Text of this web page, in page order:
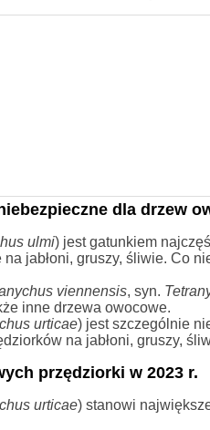
dla drzew
ulmi) jest gatunkiem
jabłoni, gruszy, śliwie. Co
viennensis, syn.
inne drzewa owocowe.
urticae) jest szczególnie
na jabłoni, gruszy,
przędziorki w 2023 r.
urticae) stanowi